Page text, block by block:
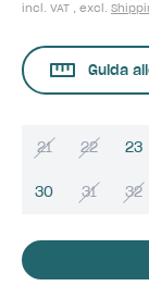
incl. VAT , excl.
Guida
21 22 23
30 31 32